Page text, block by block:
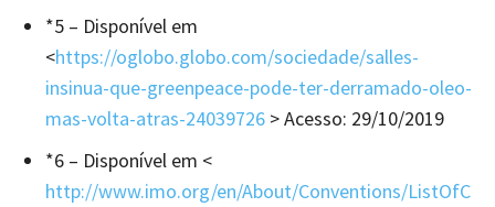
*5 – Disponível em
<https://oglobo.globo.com/sociedade/salles-
insinua-que-greenpeace-pode-ter-derramado-oleo-
mas-volta-atras-24039726 > Acesso: 29/10/2019
*6 – Disponível em <
http://www.imo.org/en/About/Conventions/ListOfC